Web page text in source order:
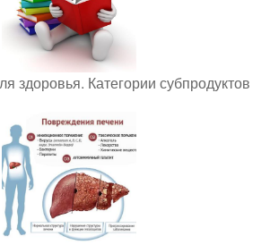
здоровья. Категории субпродуктов